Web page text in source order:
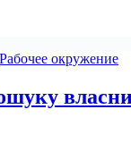
Рабочее окружение